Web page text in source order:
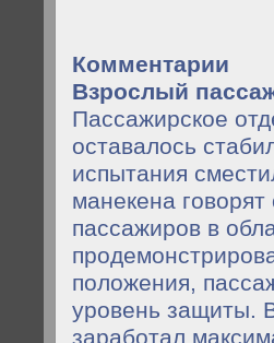
Комментарии
Взрослый
Пассажирское
оставалось
испытания
манекена
пассажиров в
положения,
уровень защиты.
заработал